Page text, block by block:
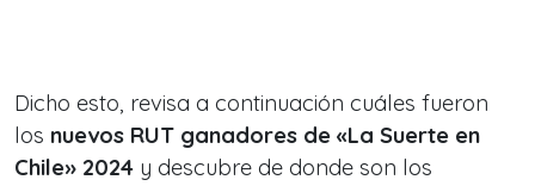
Dicho esto, revisa a continuación cuáles fueron
los nuevos RUT ganadores de «La Suerte en
Chile» 2024 y descubre de donde son los